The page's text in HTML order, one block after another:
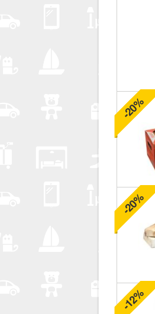
-20%
-20%
-12%